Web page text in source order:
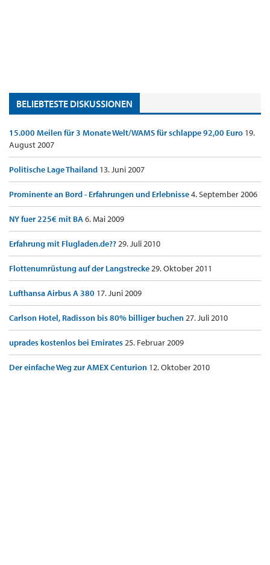
BELIEBTESTE DISKUSSIONEN
15.000 Meilen für 3 Monate Welt/WAMS für schlappe 92,00 Euro 19.
August 2007
Politische Lage Thailand 13. Juni 2007
Prominente an Bord - Erfahrungen und Erlebnisse4. September 2006
NY fuer 225€ mit BA6. Mai 2009
Erfahrung mit Flugladen.de??29. Juli 2010
Flottenumrüstung auf der Langstrecke29. Oktober 2011
Lufthansa Airbus A 380 17. Juni 2009
Carlson Hotel, Radisson bis 80% billiger buchen27. Juli 2010
uprades kostenlos bei Emirates25. Februar 2009
Der einfache Weg zur AMEX Centurion 12. Oktober 2010